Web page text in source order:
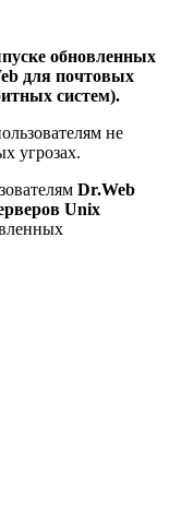
обновленных
для почтовых
систем).
не
угрозах.
Dr.Web
Unix